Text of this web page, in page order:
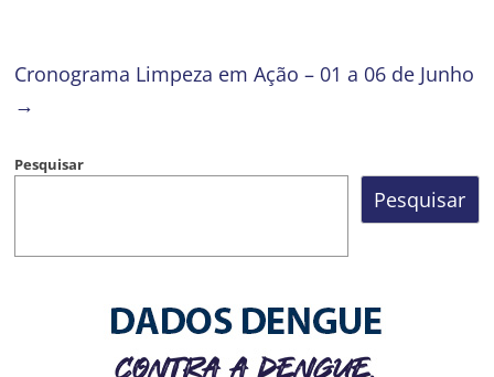
Cronograma Limpeza em Ação – 01 a 06 de Junho
→
Pesquisar
Pesquisar